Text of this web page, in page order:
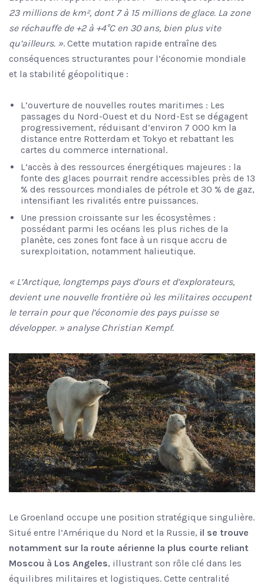
23 millions de km², dont 7 à 15 millions de glace. La zone
se réchauffe de +2 à +4°C en 30 ans, bien plus vite
qu’ailleurs. ». Cette mutation rapide entraîne des
conséquences structurantes pour l’économie mondiale
et la stabilité géopolitique :
L’ouverture de nouvelles routes maritimes : Les
passages du Nord-Ouest et du Nord-Est se dégagent
progressivement, réduisant d’environ 7 000 km la
distance entre Rotterdam et Tokyo et rebattant les
cartes du commerce international.
L’accès à des ressources énergétiques majeures : la
fonte des glaces pourrait rendre accessibles près de 13
% des ressources mondiales de pétrole et 30 % de gaz,
intensifiant les rivalités entre puissances.
Une pression croissante sur les écosystèmes :
possédant parmi les océans les plus riches de la
planète, ces zones font face à un risque accru de
surexploitation, notamment halieutique.
« L’Arctique, longtemps pays d’ours et d’explorateurs,
devient une nouvelle frontière où les militaires occupent
le terrain pour que l’économie des pays puisse se
développer. » analyse Christian Kempf.
Le Groenland occupe une position stratégique singulière.
Situé entre l’Amérique du Nord et la Russie, il se trouve
notamment sur la route aérienne la plus courte reliant
Moscou à Los Angeles, illustrant son rôle clé dans les
équilibres militaires et logistiques. Cette centralité